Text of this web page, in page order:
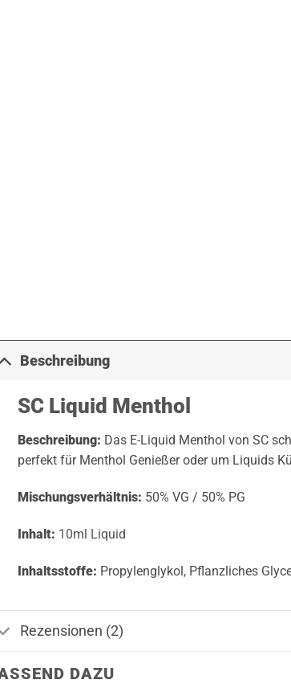
Beschreibung
SC Liquid Menthol
Beschreibung: Das E-Liquid Menthol von SC
perfekt für Menthol Genießer oder um Liquids
Mischungsverhältnis: 50% VG / 50% PG
Inhalt: 10ml Liquid
Inhaltsstoffe: Propylenglykol, Pflanzliches
Rezensionen (2)
DAZU